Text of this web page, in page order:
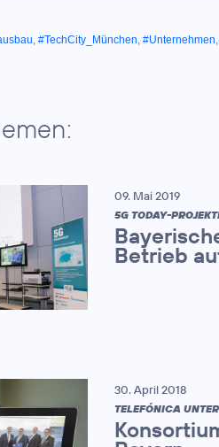
, #TechCity_München, #Unternehmen,
09. Mai 2019
5G TODAY-
Betrieb
30. April 2018
TELEFÓNICA